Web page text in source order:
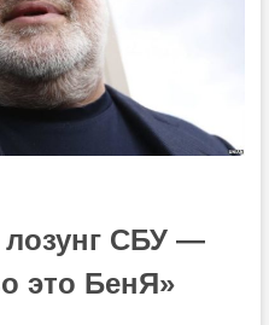
СБУ —
это БенЯ»